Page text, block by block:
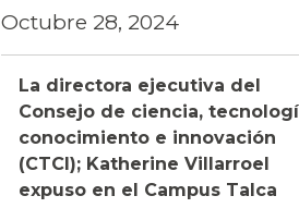
Octubre 28, 2024
La directora ejecutiva del
Consejo de ciencia,
conocimiento e innovación
(CTCI); Katherine Villarroel
expuso en el Campus Talca